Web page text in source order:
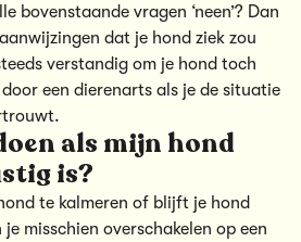
bovenstaande vragen ‘neen’? Dan
dat je hond ziek zou
verstandig om je hond toch
een dierenarts als je de situatie
als mijn hond
is?
te kalmeren of blijft je hond
misschien overschakelen op een